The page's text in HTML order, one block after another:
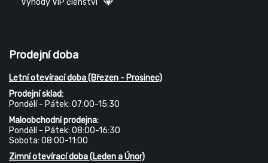
Výhody VIP členství
Prodejní doba
Letní otevírací doba (Březen - Prosinec)
Prodejní sklad:
Pondělí - Pátek: 07:00-15:30
Maloobchodní prodejna:
Pondělí - Pátek: 08:00-16:30
Sobota: 08:00-11:00
Zimní otevírací doba (Leden a Únor)